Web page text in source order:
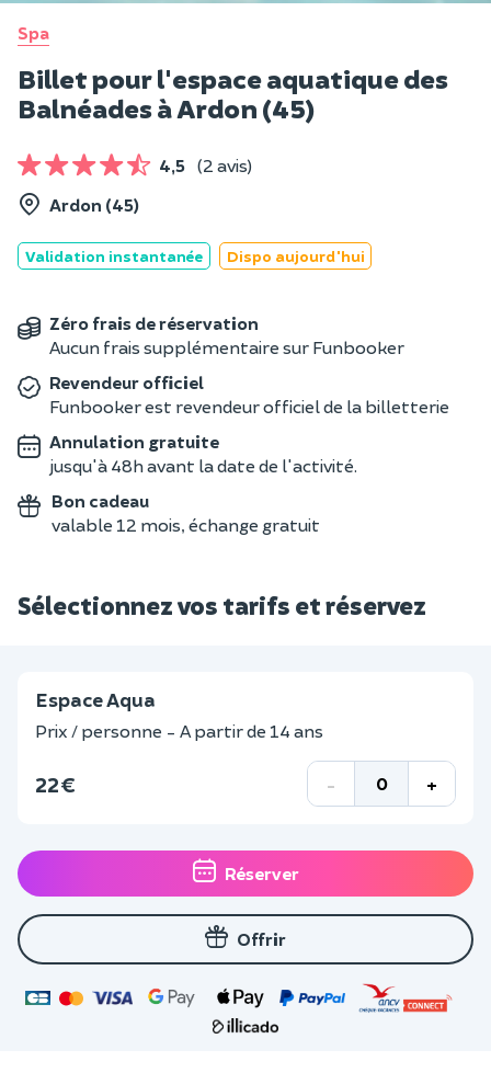
Spa
Billet pour l'espace aquatique des
Balnéades à Ardon (45)
4,5 (2 avis)
Ardon (45)
Validation instantanée Dispo aujourd'hui
Zéro frais de réservation
Aucun frais supplémentaire sur Funbooker
Revendeur officiel
Funbooker est revendeur officiel de la billetterie
Annulation gratuite
jusqu'à 48h avant la date de l'activité.
Bon cadeau
valable 12 mois, échange gratuit
Sélectionnez vos tarifs et réservez
Espace Aqua
Prix / personne - A partir de 14 ans
22 € - +
Réserver
Offrir